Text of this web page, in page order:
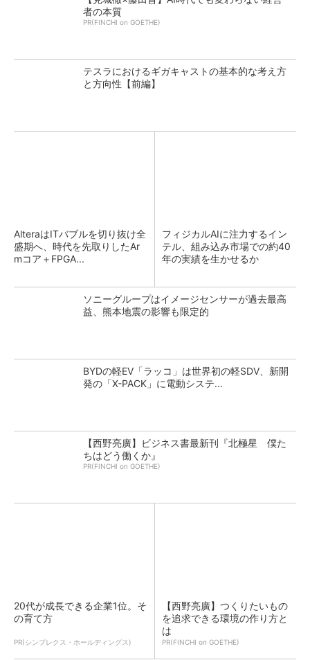
者の本質
PR(FINCHI on GOETHE)
テスラにおけるギガキャストの基本的な考え方
と方向性【前編】
AlteraはITバブルを切り抜け全
盛期へ、時代を先取りしたAr
mコア＋FPGA...
フィジカルAIに注力するイン
テル、組み込み市場での約40
年の実績を生かせるか
ソニーグループはイメージセンサーが過去最高
益、熊本地震の影響も限定的
BYDの軽EV「ラッコ」は世界初の軽SDV、新開
発の「X-PACK」に電動システ...
【西野亮廣】ビジネス書最新刊『北極星 僕た
ちはどう働くか』
PR(FINCHI on GOETHE)
20代が成長できる企業1位。そ
の育て方
PR(シンプレクス・ホールディングス)
【西野亮廣】つくりたいもの
を追求できる環境の作り方と
は
PR(FINCHI on GOETHE)